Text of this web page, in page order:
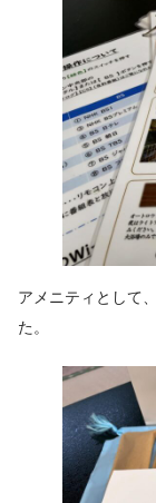
アメニティとして
た。